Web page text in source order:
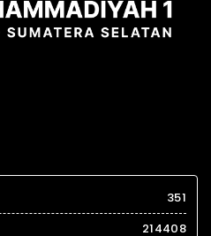
351
214408